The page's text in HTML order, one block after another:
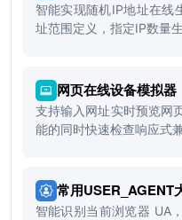
智能实现随机IP地址在线
址范围定义，指定IP数量生
网页在线设备模拟器
支持输入网址实时预览网
能的同时快速检查响应式兼
常用USER_AGENT
智能识别当前浏览器 UA